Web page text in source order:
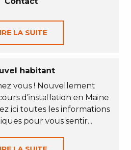
LA SUITE
habitant
vous ! Nouvellement
d’installation en Maine
ici toutes les informations
pour vous sentir...